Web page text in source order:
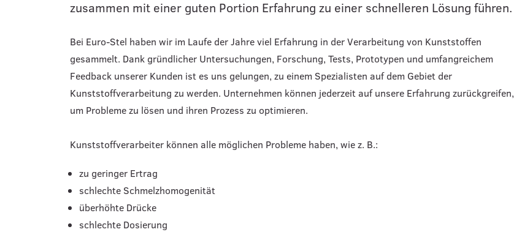
zusammen mit einer guten Portion Erfahrung zu einer schnelleren Lösung führen.
Bei Euro-Stel haben wir im Laufe der Jahre viel Erfahrung in der Verarbeitung von Kunststoffen
gesammelt. Dank gründlicher Untersuchungen, Forschung, Tests, Prototypen und umfangreichem
Feedback unserer Kunden ist es uns gelungen, zu einem Spezialisten auf dem Gebiet der
Kunststoffverarbeitung zu werden. Unternehmen können jederzeit auf unsere Erfahrung zurückgreifen,
um Probleme zu lösen und ihren Prozess zu optimieren.
Kunststoffverarbeiter können alle möglichen Probleme haben, wie z. B.:
zu geringer Ertrag
schlechte Schmelzhomogenität
überhöhte Drücke
schlechte Dosierung